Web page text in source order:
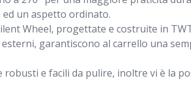
un aspetto ordinato.
Wheel, progettate e costruite in
garantiscono al carrello una
e facili da pulire, inoltre vi è la